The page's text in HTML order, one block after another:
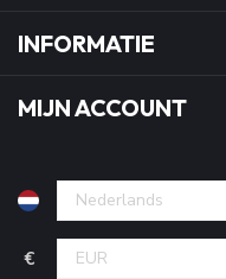
INFORMATIE
MIJN ACCOUNT
€